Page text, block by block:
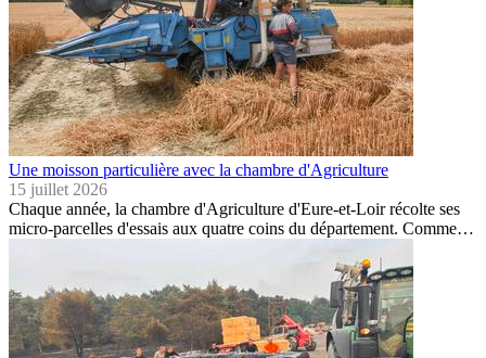
Une moisson particulière avec la chambre d'Agriculture
15 juillet 2026
Chaque année, la chambre d'Agriculture d'Eure-et-Loir récolte ses
micro-parcelles d'essais aux quatre coins du département. Comme…